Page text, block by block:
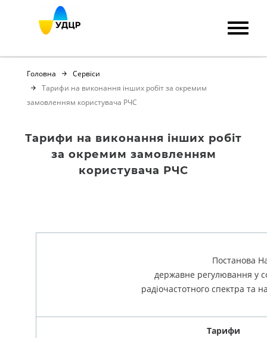
Головна
Сервіси
Тарифи на виконання інших робіт за окремим
замовленням користувача РЧС
Тарифи на виконання інших робіт
за окремим замовленням
користувача РЧС
Постанова
державне регулювання у
радіочастотного спектра та
Тарифи